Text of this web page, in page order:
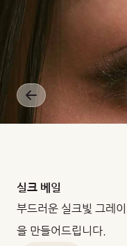
실크 베일
부드러운 실크빛 그레
을 만들어드립니다.